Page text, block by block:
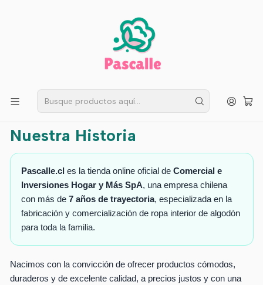
Compras sobre $50.000
INFORMACION CLIENTES
Nuestra Historia
Pascalle.cles la tienda online oficial de Comercial e
Inversiones Hogar y Más SpA, una empresa chilena
con más de 7 años de trayectoria, especializada en la
fabricación y comercialización de ropa interior de algodón
para toda la familia.
Nacimos con la convicción de ofrecer productos cómodos,
duraderos y de excelente calidad, a precios justos y con una